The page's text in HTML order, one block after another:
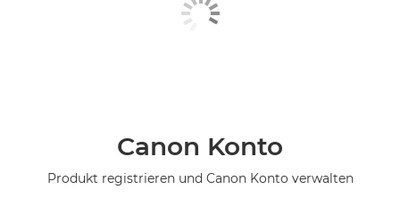
Canon Konto
Produkt registrieren und Canon Konto verwalten